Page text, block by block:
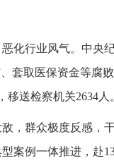
化行业风气。中央
套取医保资金等腐
送检察机关2634人
，群众极度反感，
案例一体推进，赴